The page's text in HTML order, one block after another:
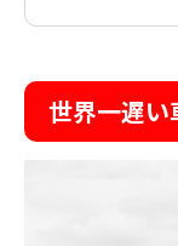
世界一遅い